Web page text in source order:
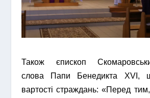
Також єпископ
слова Папи Бенедикта XVI,
вартості страждань: «Перед тим,